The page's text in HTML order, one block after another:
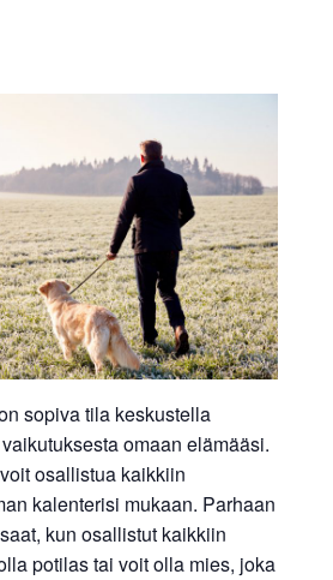
sopiva tila keskustella
omaan elämääsi.
osallistua kaikkiin
kalenterisi mukaan. Parhaan
kun osallistut kaikkiin
potilas tai voit olla mies, joka